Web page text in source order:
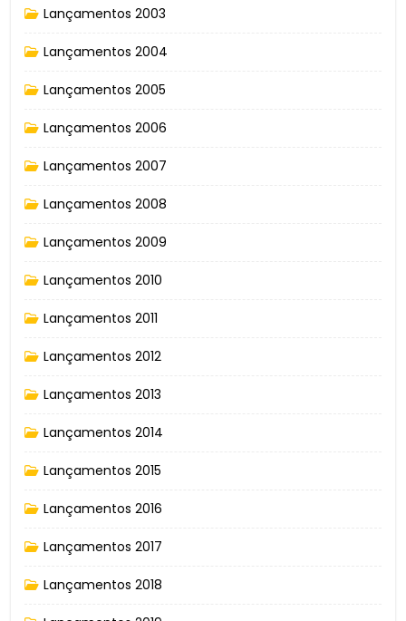
Lançamentos 2003
Lançamentos 2004
Lançamentos 2005
Lançamentos 2006
Lançamentos 2007
Lançamentos 2008
Lançamentos 2009
Lançamentos 2010
Lançamentos 2011
Lançamentos 2012
Lançamentos 2013
Lançamentos 2014
Lançamentos 2015
Lançamentos 2016
Lançamentos 2017
Lançamentos 2018